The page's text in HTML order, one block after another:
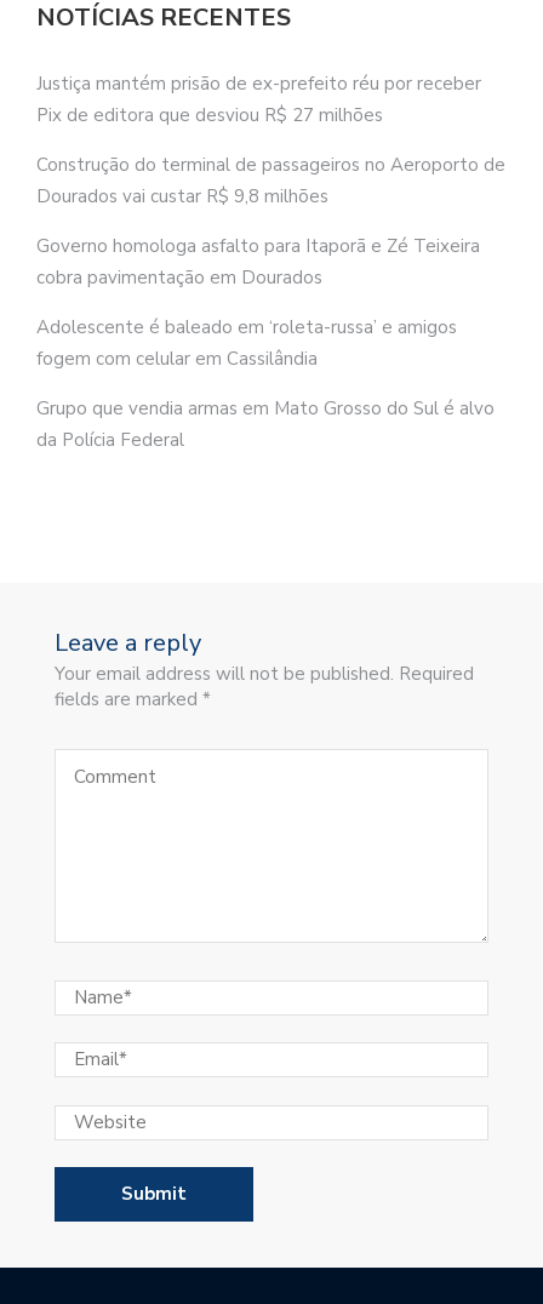
NOTÍCIAS RECENTES
Justiça mantém prisão de ex-prefeito réu por receber
Pix de editora que desviou R$ 27 milhões
Construção do terminal de passageiros no Aeroporto de
Dourados vai custar R$ 9,8 milhões
Governo homologa asfalto para Itaporã e Zé Teixeira
cobra pavimentação em Dourados
Adolescente é baleado em ‘roleta-russa’ e amigos
fogem com celular em Cassilândia
Grupo que vendia armas em Mato Grosso do Sul é alvo
da Polícia Federal
Leave a reply
Your email address will not be published. Required
fields are marked *